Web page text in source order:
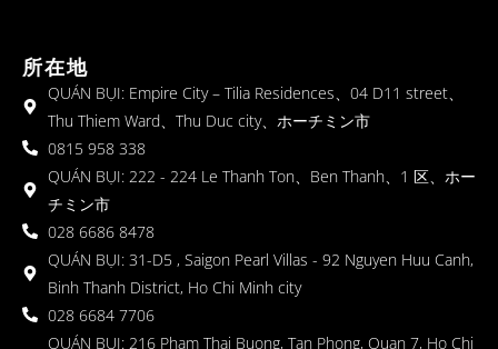
所在地
QUÁN BỤI: Empire City – Tilia Residences、04 D11 street、
Thu Thiem Ward、Thu Duc city、ホーチミン市
0815 958 338
QUÁN BỤI: 222 - 224 Le Thanh Ton、Ben Thanh、1 区、ホー
チミン市
028 6686 8478
QUÁN BỤI: 31-D5 , Saigon Pearl Villas - 92 Nguyen Huu Canh,
Binh Thanh District, Ho Chi Minh city
028 6684 7706
QUÁN BỤI: 216 Pham Thai Buong, Tan Phong, Quan 7, Ho Chi